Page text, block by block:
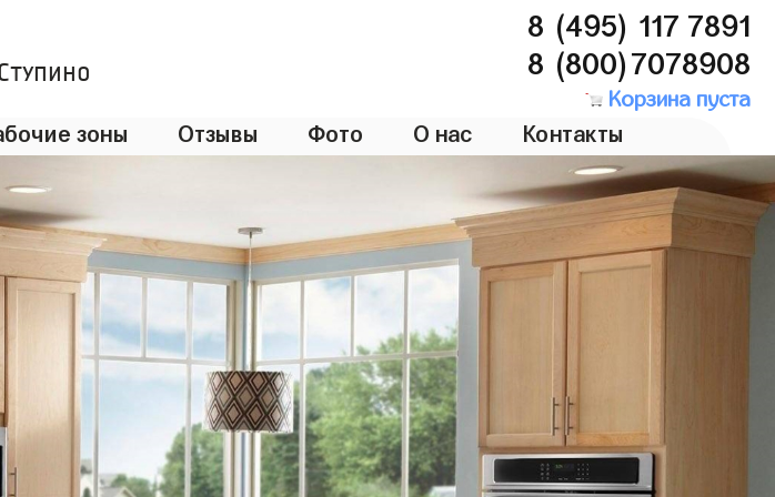
8 (495) 117 7891
8 (800)7078908
Корзина пуста
зоны Отзывы Фото О нас Контакты